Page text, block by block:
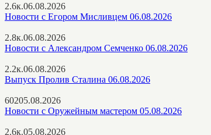
2.6к.06.08.2026
Новости с Егором Мисливцем 06.08.2026
2.8к.06.08.2026
Новости с Александром Семченко 06.08.2026
2.2к.06.08.2026
Выпуск Пролив Сталина 06.08.2026
60205.08.2026
Новости с Оружейным мастером 05.08.2026
2.6к.05.08.2026